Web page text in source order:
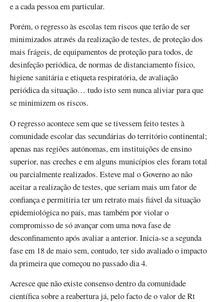
e a cada pessoa em particular.
Porém, o regresso às escolas tem riscos que terão de ser
minimizados através da realização de testes, de proteção dos
mais frágeis, de equipamentos de proteção para todos, de
desinfeção periódica, de normas de distanciamento físico,
higiene sanitária e etiqueta respiratória, de avaliação
periódica da situação… tudo isto sem nunca aliviar para que
se minimizem os riscos.
O regresso acontece sem que se tivessem feito testes à
comunidade escolar das secundárias do território continental;
apenas nas regiões autónomas, em instituições de ensino
superior, nas creches e em alguns municípios eles foram total
ou parcialmente realizados. Esteve mal o Governo ao não
aceitar a realização de testes, que seriam mais um fator de
confiança e permitiria ter um retrato mais fiável da situação
epidemiológica no país, mas também por violar o
compromisso de só avançar com uma nova fase de
desconfinamento após avaliar a anterior. Inicia-se a segunda
fase em 18 de maio sem, contudo, ter sido avaliado o impacto
da primeira que começou no passado dia 4.
Acresce que não existe consenso dentro da comunidade
científica sobre a reabertura já, pelo facto de o valor de Rt